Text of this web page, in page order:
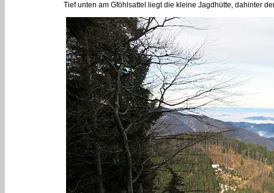
Tief unten am Gföhlsattel liegt die kleine Jagdhütte, dahinter